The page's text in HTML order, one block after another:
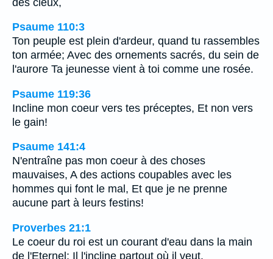
Psaume 110:3
Ton peuple est plein d'ardeur, quand tu rassembles
ton armée; Avec des ornements sacrés, du sein de
l'aurore Ta jeunesse vient à toi comme une rosée.
Psaume 119:36
Incline mon coeur vers tes préceptes, Et non vers
le gain!
Psaume 141:4
N'entraîne pas mon coeur à des choses
mauvaises, A des actions coupables avec les
hommes qui font le mal, Et que je ne prenne
aucune part à leurs festins!
Proverbes 21:1
Le coeur du roi est un courant d'eau dans la main
de l'Eternel; Il l'incline partout où il veut.